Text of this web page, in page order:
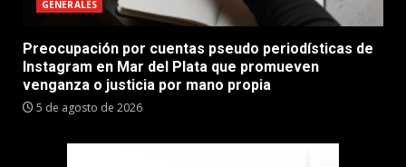
GENERALES
Preocupación por cuentas pseudo periodísticas de
Instagram en Mar del Plata que promueven
venganza o justicia por mano propia
5 de agosto de 2026